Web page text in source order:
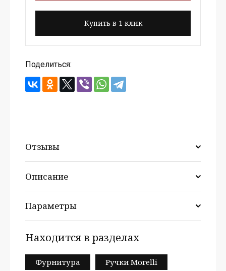
Купить в 1 клик
Поделиться:
Описание
Параметры
Отзывы
Находится в разделах
Фурнитура Ручки Morelli